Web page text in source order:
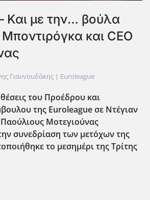
Και με την… βούλα
και CEO
Γιαννουδάκης | Euroleague
του Προέδρου και
της Euroleagueσε Ντέγιαν
Μοτεγιούνας
συνεδρίαση των μετόχων της
το μεσημέρι της Τρίτης